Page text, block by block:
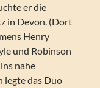
er die
in Devon. (Dort
Henry
und Robinson
nahe
legte das Duo